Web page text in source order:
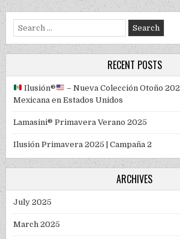
Search for:
RECENT POSTS
Ilusión®️
– Nueva Colección Otoño
Mexicana en Estados Unidos
Lamasini® Primavera Verano 2025
Ilusión Primavera 2025 | Campaña 2
ARCHIVES
July 2025
March 2025